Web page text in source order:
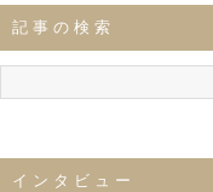
記事の検索
インタビュー